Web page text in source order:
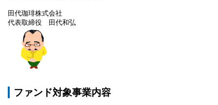
田代珈琲株式会社
代表取締役 田代和弘
ファンド対象事業内容